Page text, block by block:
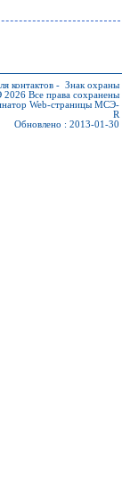
контактов - Знак охраны
2026 Все права сохранены
Web-страницы МСЭ-
R
Обновлено : 2013-01-30